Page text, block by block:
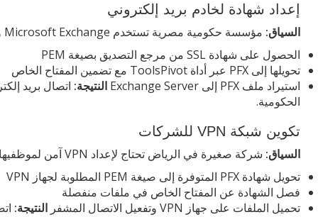
إعداد شهادة لخادم بريد إلكتروني
السياق: مؤسسة حكومية مصرية تستخدم Microsoft Exchange وتحتاج لتفعيل تشفير TLS للبريد.
الحصول على شهادة SSL من مرجع التصديق بصيغة PEM
تحويلها إلى PFX عبر أداة ToolsPivot مع تضمين المفتاح الخاص
استيراد ملف PFX إلى Exchange Server
النتيجة: اتصال بريد
الحكومية.
تكوين شبكة VPN للشركات
السياق: شركة صغيرة في الرياض تحتاج لإعداد VPN آمن لموظفيها العاملين عن بُعد.
تحويل شهادة PFX المتوفرة إلى صيغة PEM المطلوبة لجهاز VPN
فصل الشهادة عن المفتاح الخاص في ملفات منفصلة
تحميل الملفات على جهاز VPN وتفعيل الاتصال المشفر
النتيجة: